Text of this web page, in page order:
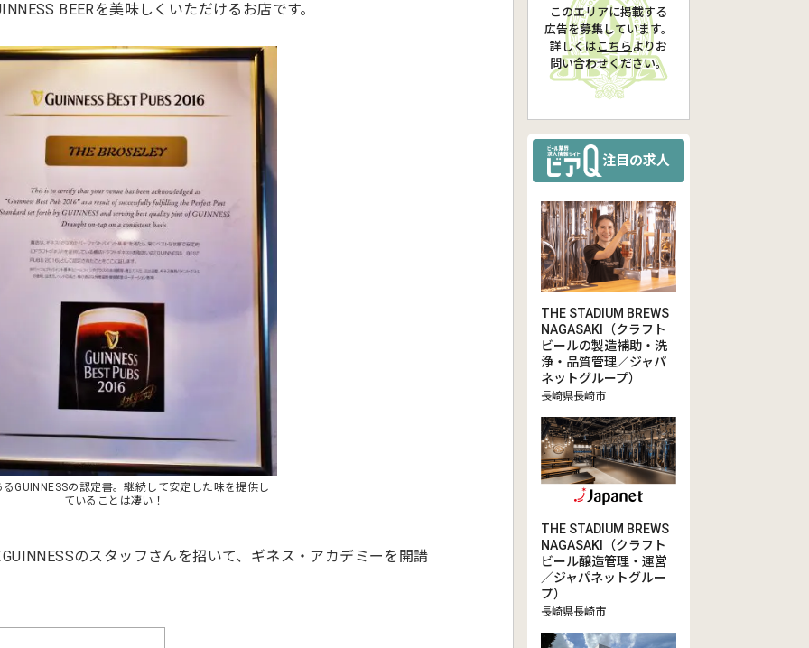
BEERを美味しくいただけるお店です。
GUINNESSの認定書。継続して安定した味を提供し
ていることは凄い！
のスタッフさんを招いて、ギネス・アカデミーを開講
このエリアに掲載する
広告を募集しています。
詳しくは こちらより お
問い合わせください。
注目の求人
THE STADIUM BREWS
NAGASAKI（クラフト
ビールの製造補助・洗
浄・品質管理／ジャパ
ネットグループ）
長崎県長崎市
THE STADIUM BREWS
NAGASAKI（クラフト
ビール醸造管理・運営
／ジャパネットグルー
プ）
長崎県長崎市